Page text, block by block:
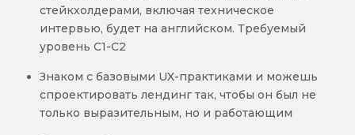
стейкхолдерами, включая техническое
интервью, будет на английском. Требуемый
уровень С1-С2
Знаком с базовыми UX-практиками и можешь
спроектировать лендинг так, чтобы он был не
только выразительным, но и работающим